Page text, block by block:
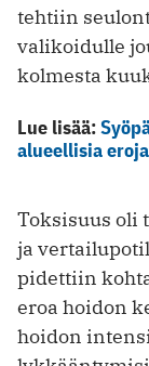
tehtiin
valikoidulle
kolmesta
Lue lisää:
alueellisia eroja
Toksisuus oli
ja
pidettiin
eroa hoidon
hoidon